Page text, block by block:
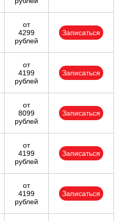
от
4299
рублей
Записаться
от
4199
рублей
Записаться
от
8099
рублей
Записаться
от
4199
рублей
Записаться
от
4199
рублей
Записаться